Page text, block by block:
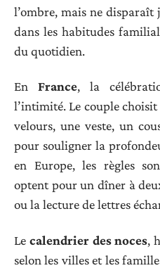
l’ombre, mais ne
dans les habitudes
du quotidien.
En France, la
l’intimité. Le couple
velours, une veste, un
pour souligner la
en Europe, les règles
optent pour un dîner à
ou la lecture de lettres
Le calendrier des noces,
selon les villes et les